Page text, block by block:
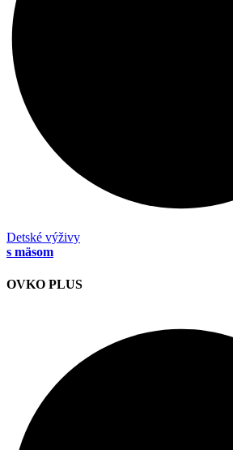
Detské výživy
s mäsom
OVKO PLUS